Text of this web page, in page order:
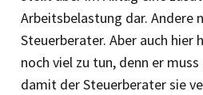
Arbeitsbelastung dar. Andere
Steuerberater. Aber auch hier
noch viel zu tun, denn er
damit der Steuerberater sie